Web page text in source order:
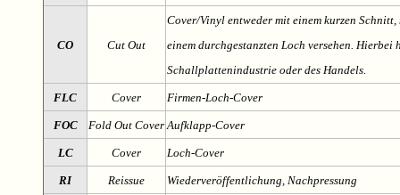
CO Cut Out
Cover/Vinyl entweder mit einem kurzen
einem durchgestanzten Loch versehen. Hierbei
Schallplattenindustrie oder des Handels.
FLC Cover Firmen-Loch-Cover
FOC Fold Out Cover Aufklapp-Cover
LC Cover Loch-Cover
RI Reissue Wiederveröffentlichung, Nachpressung